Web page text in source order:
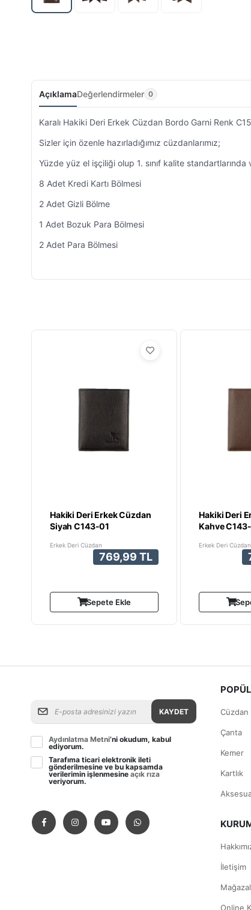
AçıklamaDeğerlendirmeler 0
Karalı Hakiki Deri Erkek Cüzdan Bordo Garni Renk
Sizler için özenle hazırladığımız cüzdanlarımız;
Yüzde yüz el işçiliği olup 1. sınıf kalite
8 Adet Kredi Kartı Bölmesi
2 Adet Gizli Bölme
1 Adet Bozuk Para Bölmesi
2 Adet Para Bölmesi
Hakiki Deri Erkek Cüzdan
Siyah C143-01
Erkek Deri Cüzdan
769,99 TL
Sepete Ekle
Hakiki Deri
Kahve
Erkek Deri Cüzdan
Cüzdan
Çanta
Kemer
Kartlık
İletişim
Online
KAYDET
Aydınlatma Metni’ni okudum, kabul
ediyorum.
Tarafıma ticari elektronik ileti
gönderilmesine ve bu kapsamda
verilerimin işlenmesineaçık rıza
veriyorum.